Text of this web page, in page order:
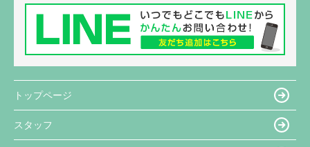
トップページ
スタッフ